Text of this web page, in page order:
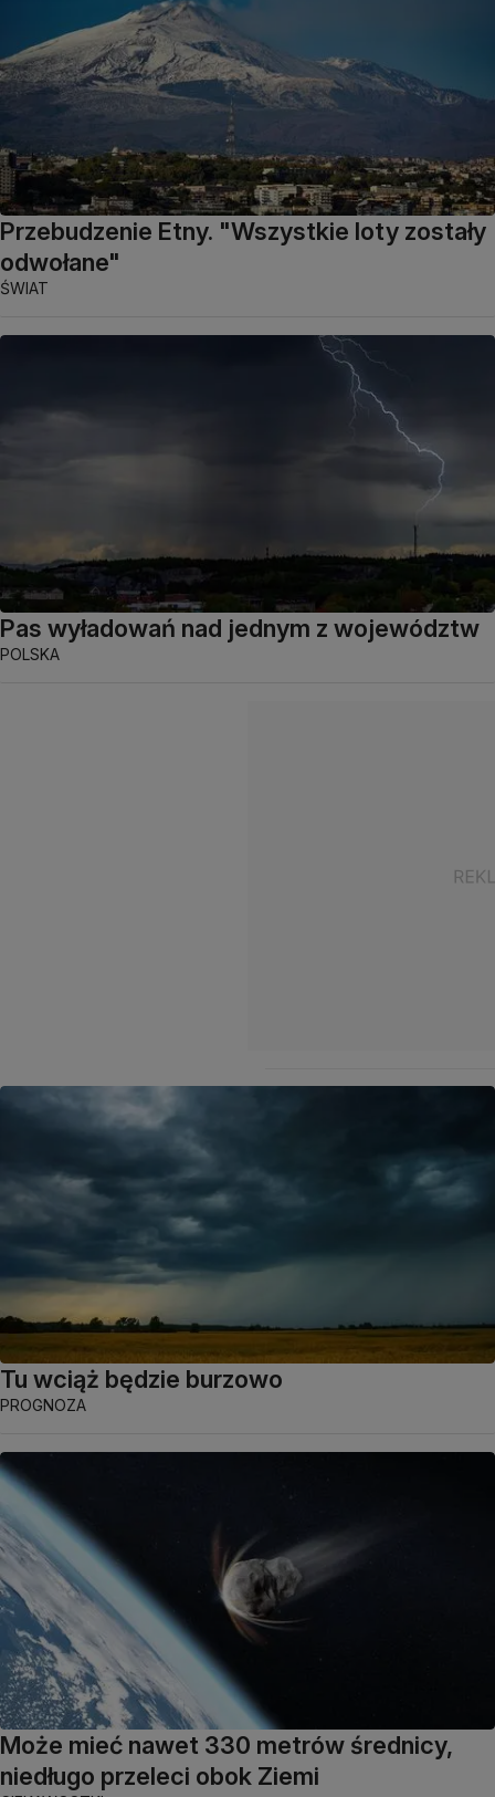
Przebudzenie Etny. "Wszystkie loty zostały
odwołane"
ŚWIAT
Pas wyładowań nad jednym z województw
POLSKA
Tu wciąż będzie burzowo
PROGNOZA
Może mieć nawet 330 metrów średnicy,
niedługo przeleci obok Ziemi